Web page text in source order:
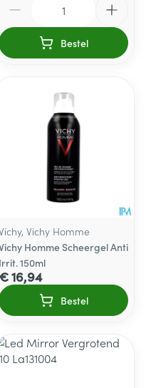
Bestel
Vichy Homme
Homme Scheergel Anti
Irrit. 150ml
€ 16,94
Bestel